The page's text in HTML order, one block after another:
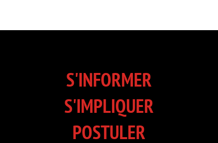
S'INFORMER
S'IMPLIQUER
POSTULER